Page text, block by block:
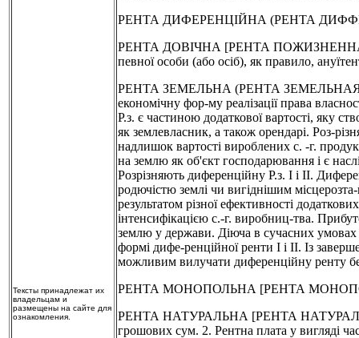
Тексты принадлежат их
владельцам и
размещены на сайте для
ознакомления.
РЕНТА ДИФЕРЕНЦІЙНА (РЕНТА
РЕНТА ДОВІЧНА [РЕНТА ПОЖИЗНЕННАЯ] -
певної особи (або осіб), як правило,
РЕНТА ЗЕМЕЛЬНА (РЕНТА ЗЕМЕЛЬНАЯ] -
економічну фор-му реалізації права
Р.з. є частиною додаткової вартості, яку
як землевласник, а також орендарі. Роз-
надлишок вартості вироблених с. -г.
на землю як об'єкт господарювання і є
Розрізняють диференційну Р.з. І і II.
родючістю землі чи вигіднішим
результатом різної ефективності
інтенсифікацією с.-г. виробниц-тва.
землю у держави. Діюча в сучасних умовах
формі дифе-ренційної ренти І і II. Із
можливим вилучати диференційну ренту
РЕНТА МОНОПОЛЬНА [РЕНТА
РЕНТА НАТУРАЛЬНА [РЕНТА
грошових сум. 2. Рентна плата у вигляді